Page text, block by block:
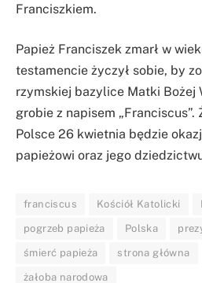
Franciszkiem.
Papież Franciszek zmarł w
testamencie życzył sobie, by
rzymskiej bazylice Matki Bożej
grobie z napisem „Franciscus”.
Polsce 26 kwietnia będzie
papieżowi oraz jego
franciscus Kościół Katolicki
pogrzeb papieża Polska
śmierć papieża strona główna
żałoba narodowa